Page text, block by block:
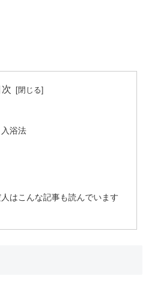
次
入浴法
はこんな記事も読んでいます